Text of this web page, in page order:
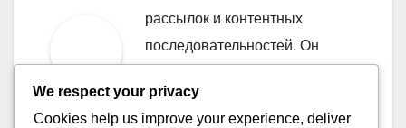
рассылок и контентных
последовательностей. Он
их коммуникацию с клиентами
We respect your privacy
Cookies help us improve your experience, deliver